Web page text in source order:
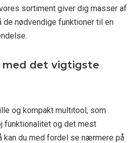
sortiment giver dig masser af
de nødvendige funktioner til en
det vigtigste
og kompakt multitool, som
funktionalitet og det mest
kan du med fordel se nærmere på